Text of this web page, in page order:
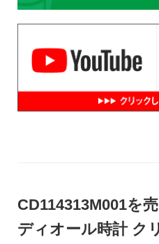
CD114313M001を
ディオール時計 ク